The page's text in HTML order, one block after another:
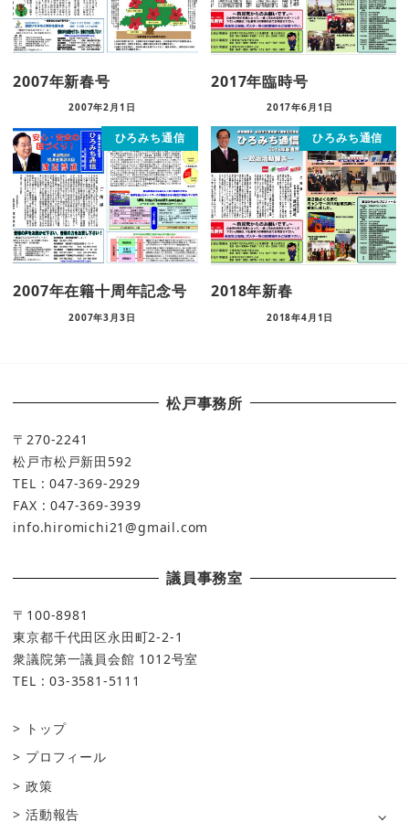
2007年新春号
2007年2月1日
2017年臨時号
2017年6月1日
ひろみち通信
2007年在籍十周年記念号
2007年3月3日
ひろみち通信
2018年新春
2018年4月1日
松戸事務所
〒270-2241
松戸市松戸新田592
TEL : 047-369-2929
FAX : 047-369-3939
info.hiromichi21@gmail.com
議員事務室
〒100-8981
東京都千代田区永田町2-2-1
衆議院第一議員会館 1012号室
TEL : 03-3581-5111
トップ
プロフィール
政策
活動報告